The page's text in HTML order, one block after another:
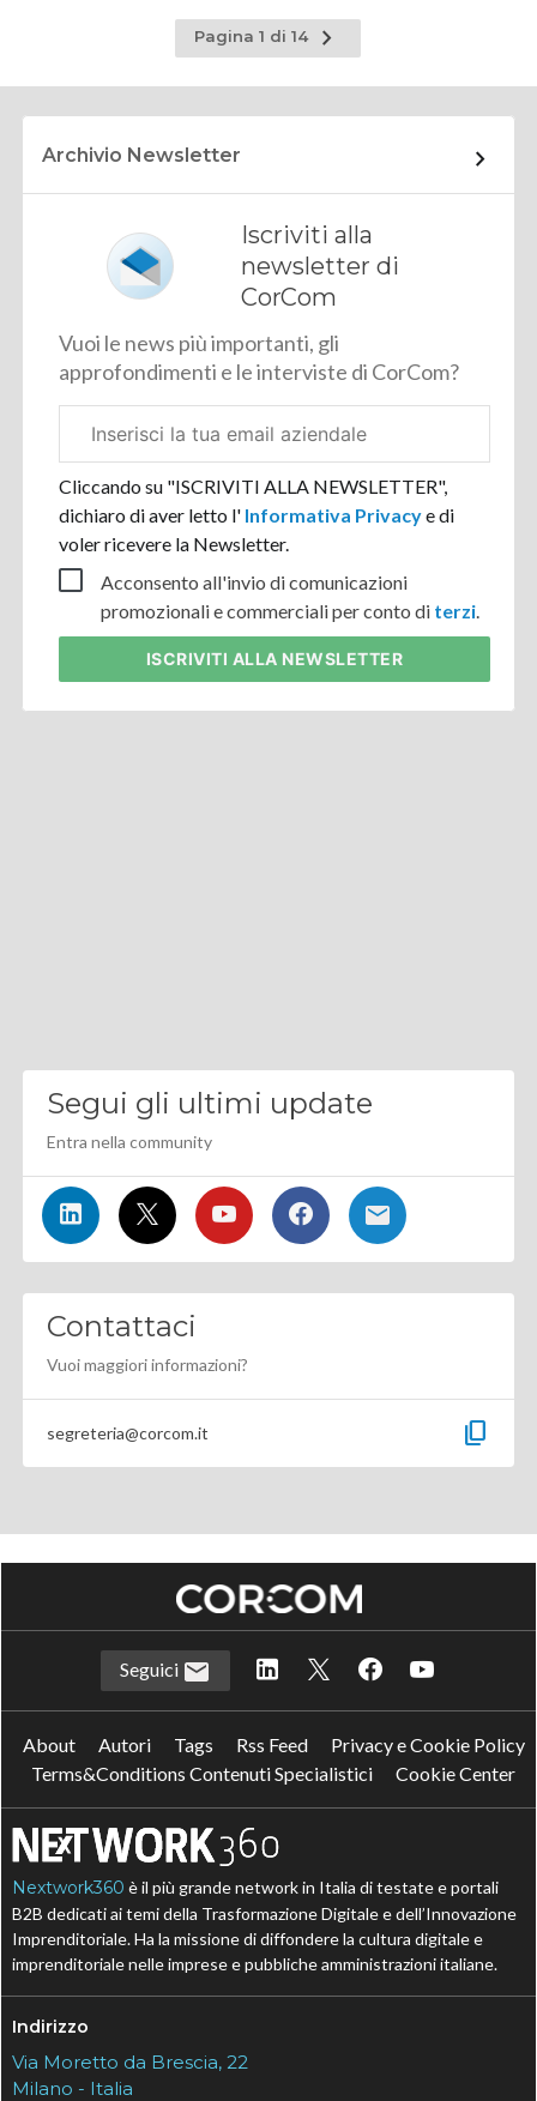
Pagina 1 di 14
Pagina
successiva
Archivio Newsletter
Iscriviti alla
newsletter di
CorCom
Vuoi le news più importanti, gli
approfondimenti e le interviste di CorCom?
aziendale
Cliccando su "ISCRIVITI ALLA NEWSLETTER",
dichiaro di aver letto l' Informativa Privacye di
voler ricevere la Newsletter.
Acconsento all'invio di comunicazioni
promozionali e commerciali per conto di terzi.
ISCRIVITI ALLA NEWSLETTER
Segui gli ultimi update
Entra nella community
Contattaci
Vuoi maggiori informazioni?
segreteria@corcom.it content_copy
Seguici
About Autori Tags Rss Feed
Privacy e Cookie Policy
Terms&Conditions Contenuti Specialistici
Cookie Center
Nextwork360 è il più grande network in Italia di testate e portali
B2B dedicati ai temi della Trasformazione Digitale e dell’Innovazione
Imprenditoriale. Ha la missione di diffondere la cultura digitale e
imprenditoriale nelle imprese e pubbliche amministrazioni italiane.
Indirizzo
Via Moretto da Brescia, 22
Milano - Italia